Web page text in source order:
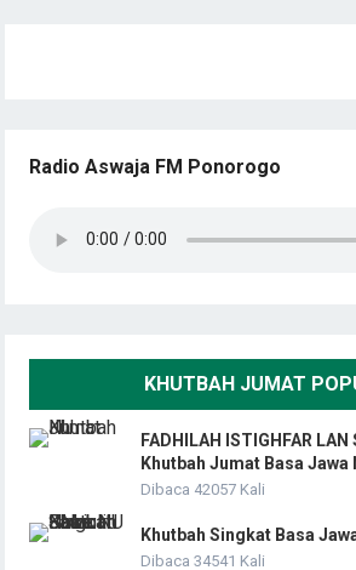
Radio Aswaja FM Ponorogo
KHUTBAH JUMAT
FADHILAH ISTIGHFAR LAN
Khutbah Jumat Basa Jawa
Dibaca 42057 Kali
Khutbah Singkat Basa
Dibaca 34541 Kali